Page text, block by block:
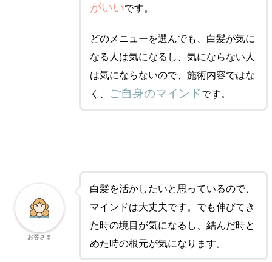
がいいです。
どのメニューを選んでも、白髪が気に
なる人は気になるし、気にならない人
は気にならないので、施術内容ではな
く、
ご自身のマインドです。
白髪を活かしたいと思っているので、
マインドは大丈夫です。でも伸びてき
た時の境目が気になるし、結んだ時と
めた時の根元が気になります。
お客さま